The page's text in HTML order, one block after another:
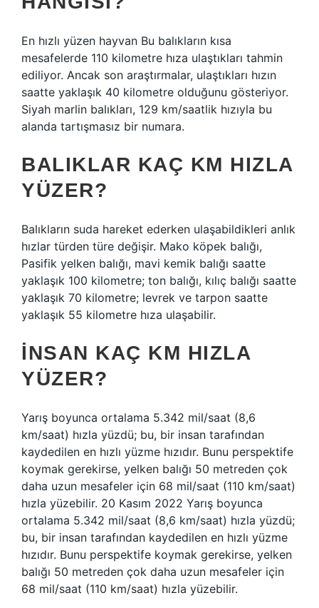
En hızlı yüzen hayvan Bu balıkların kısa
mesafelerde 110 kilometre hıza ulaştıkları tahmin
ediliyor. Ancak son araştırmalar, ulaştıkları hızın
saatte yaklaşık 40 kilometre olduğunu gösteriyor.
Siyah marlin balıkları, 129 km/saatlik hızıyla bu
alanda tartışmasız bir numara.
BALIKLAR KAÇ KM HIZLA
YÜZER?
Balıkların suda hareket ederken ulaşabildikleri anlık
hızlar türden türe değişir. Mako köpek balığı,
Pasifik yelken balığı, mavi kemik balığı saatte
yaklaşık 100 kilometre; ton balığı, kılıç balığı saatte
yaklaşık 70 kilometre; levrek ve tarpon saatte
yaklaşık 55 kilometre hıza ulaşabilir.
İNSAN KAÇ KM HIZLA
YÜZER?
Yarış boyunca ortalama 5.342 mil/saat (8,6
km/saat) hızla yüzdü; bu, bir insan tarafından
kaydedilen en hızlı yüzme hızıdır. Bunu perspektife
koymak gerekirse, yelken balığı 50 metreden çok
daha uzun mesafeler için 68 mil/saat (110 km/saat)
hızla yüzebilir. 20 Kasım 2022 Yarış boyunca
ortalama 5.342 mil/saat (8,6 km/saat) hızla yüzdü;
bu, bir insan tarafından kaydedilen en hızlı yüzme
hızıdır. Bunu perspektife koymak gerekirse, yelken
balığı 50 metreden çok daha uzun mesafeler için
68 mil/saat (110 km/saat) hızla yüzebilir.